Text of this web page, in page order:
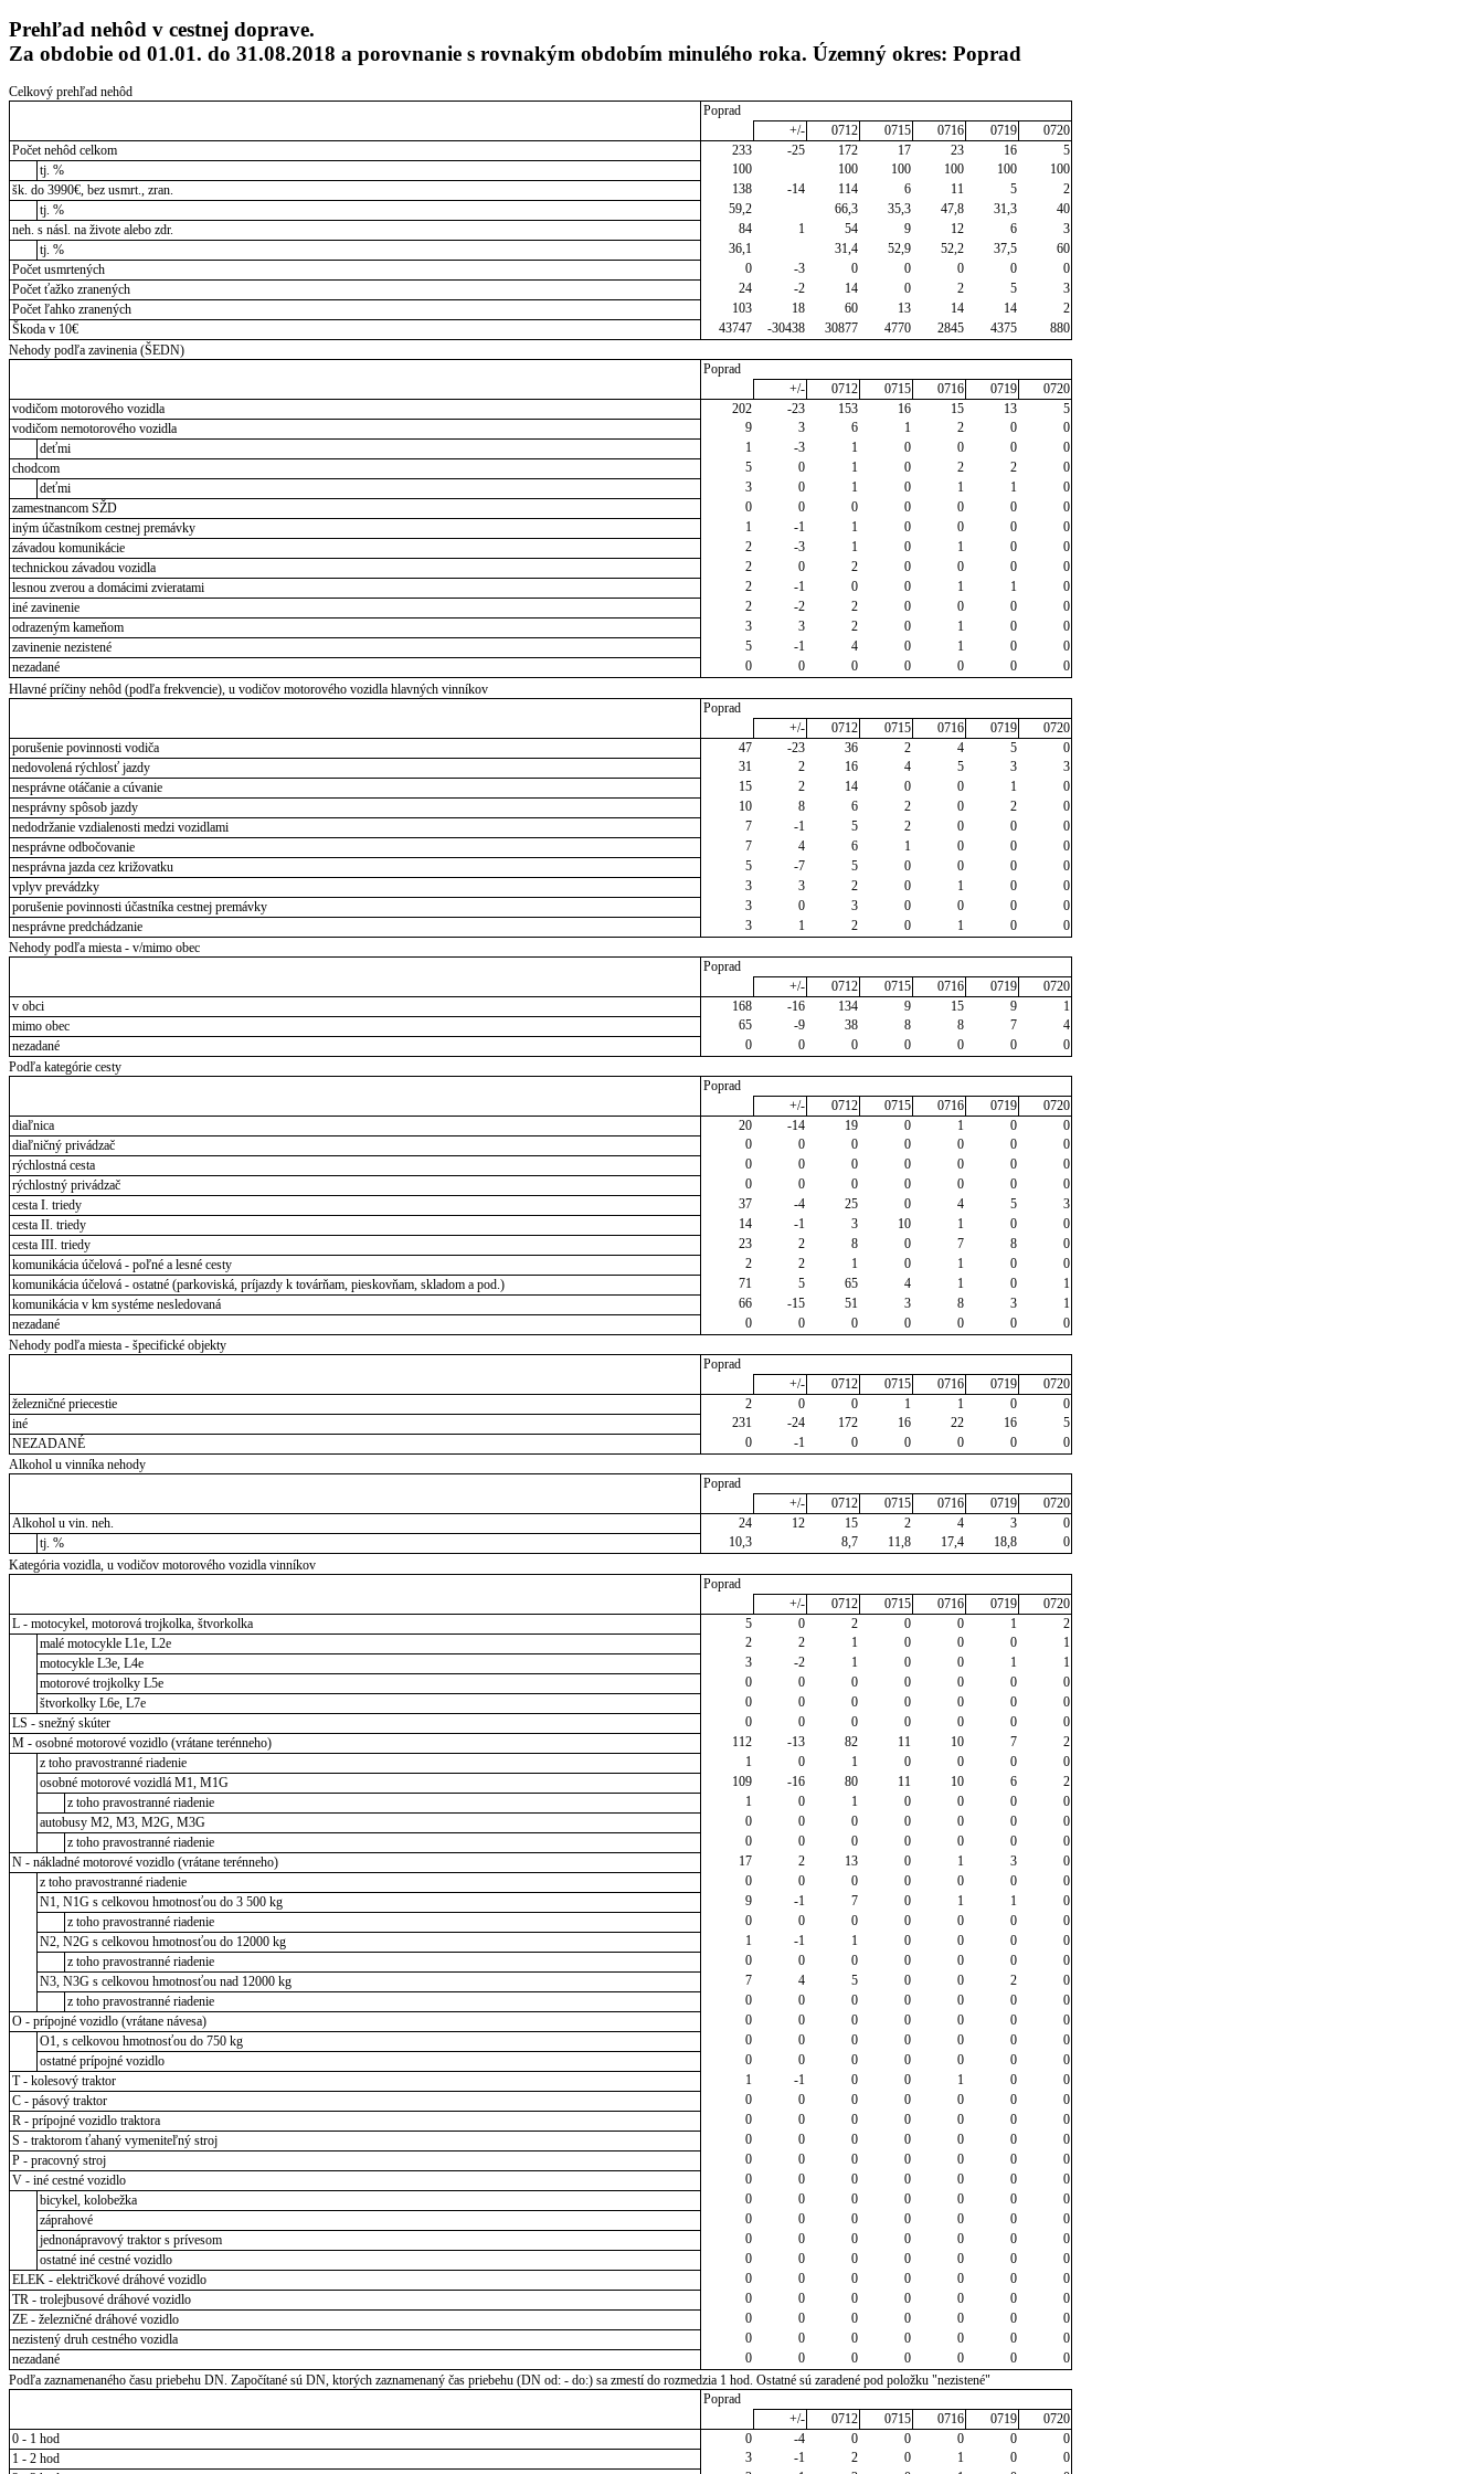
Prehľad nehôd v cestnej doprave.
Za obdobie od 01.01. do 31.08.2018 a porovnanie s rovnakým obdobím minulého roka. Územný okres: Poprad
Celkový prehľad nehôd
Poprad
+/-
0712 0715 0716 0719
0720
Počet nehôd celkom
233 -25 172 17 23 16
5
tj. %
100 100 100 100 100
100
šk. do 3990€, bez usmrt., zran.
138 -14 114 6 11 5
2
tj. %
59,2 66,3 35,3 47,8 31,3
40
neh. s násl. na živote alebo zdr.
84 1 54 9 12 6
3
tj. %
36,1 31,4 52,9 52,2 37,5
60
Počet usmrtených
0 -3 0 0 0 0
0
Počet ťažko zranených
24 -2 14 0 2 5
3
Počet ľahko zranených
103 18 60 13 14 14
2
Škoda v 10€
43747 -30438 30877 4770 2845 4375
880
Nehody podľa zavinenia (ŠEDN)
Poprad
+/-
0712 0715 0716 0719
0720
vodičom motorového vozidla
202 -23 153 16 15 13
5
vodičom nemotorového vozidla
9 3 6 1 2 0
0
deťmi
1 -3 1 0 0 0
0
chodcom
5 0 1 0 2 2
0
deťmi
3 0 1 0 1 1
0
zamestnancom SŽD
0 0 0 0 0 0
0
iným účastníkom cestnej premávky
1 -1 1 0 0 0
0
závadou komunikácie
2 -3 1 0 1 0
0
technickou závadou vozidla
2 0 2 0 0 0
0
lesnou zverou a domácimi zvieratami
2 -1 0 0 1 1
0
iné zavinenie
2 -2 2 0 0 0
0
odrazeným kameňom
3 3 2 0 1 0
0
zavinenie nezistené
5 -1 4 0 1 0
0
nezadané
0 0 0 0 0 0
0
Hlavné príčiny nehôd (podľa frekvencie), u vodičov motorového vozidla hlavných vinníkov
Poprad
+/-
0712 0715 0716 0719
0720
porušenie povinnosti vodiča
47 -23 36 2 4 5
0
nedovolená rýchlosť jazdy
31 2 16 4 5 3
3
nesprávne otáčanie a cúvanie
15 2 14 0 0 1
0
nesprávny spôsob jazdy
10 8 6 2 0 2
0
nedodržanie vzdialenosti medzi vozidlami
7 -1 5 2 0 0
0
nesprávne odbočovanie
7 4 6 1 0 0
0
nesprávna jazda cez križovatku
5 -7 5 0 0 0
0
vplyv prevádzky
3 3 2 0 1 0
0
porušenie povinnosti účastníka cestnej premávky
3 0 3 0 0 0
0
nesprávne predchádzanie
3 1 2 0 1 0
0
Nehody podľa miesta - v/mimo obec
Poprad
+/-
0712 0715 0716 0719
0720
v obci
168 -16 134 9 15 9
1
mimo obec
65 -9 38 8 8 7
4
nezadané
0 0 0 0 0 0
0
Podľa kategórie cesty
Poprad
+/-
0712 0715 0716 0719
0720
diaľnica
20 -14 19 0 1 0
0
diaľničný privádzač
0 0 0 0 0 0
0
rýchlostná cesta
0 0 0 0 0 0
0
rýchlostný privádzač
0 0 0 0 0 0
0
cesta I. triedy
37 -4 25 0 4 5
3
cesta II. triedy
14 -1 3 10 1 0
0
cesta III. triedy
23 2 8 0 7 8
0
komunikácia účelová - poľné a lesné cesty
2 2 1 0 1 0
0
komunikácia účelová - ostatné (parkoviská, príjazdy k továrňam, pieskovňam, skladom a pod.)
71 5 65 4 1 0
1
komunikácia v km systéme nesledovaná
66 -15 51 3 8 3
1
nezadané
0 0 0 0 0 0
0
Nehody podľa miesta - špecifické objekty
Poprad
+/-
0712 0715 0716 0719
0720
železničné priecestie
2 0 0 1 1 0
0
iné
231 -24 172 16 22 16
5
NEZADANÉ
0 -1 0 0 0 0
0
Alkohol u vinníka nehody
Poprad
+/-
0712 0715 0716 0719
0720
Alkohol u vin. neh.
24 12 15 2 4 3
0
tj. %
10,3 8,7 11,8 17,4 18,8
0
Kategória vozidla, u vodičov motorového vozidla vinníkov
Poprad
+/-
0712 0715 0716 0719
0720
L - motocykel, motorová trojkolka, štvorkolka
5 0 2 0 0 1
2
malé motocykle L1e, L2e
2 2 1 0 0 0
1
motocykle L3e, L4e
3 -2 1 0 0 1
1
motorové trojkolky L5e
0 0 0 0 0 0
0
štvorkolky L6e, L7e
0 0 0 0 0 0
0
LS - snežný skúter
0 0 0 0 0 0
0
M - osobné motorové vozidlo (vrátane terénneho)
112 -13 82 11 10 7
2
z toho pravostranné riadenie
1 0 1 0 0 0
0
osobné motorové vozidlá M1, M1G
109 -16 80 11 10 6
2
z toho pravostranné riadenie
1 0 1 0 0 0
0
autobusy M2, M3, M2G, M3G
0 0 0 0 0 0
0
z toho pravostranné riadenie
0 0 0 0 0 0
0
N - nákladné motorové vozidlo (vrátane terénneho)
17 2 13 0 1 3
0
z toho pravostranné riadenie
0 0 0 0 0 0
0
N1, N1G s celkovou hmotnosťou do 3 500 kg
9 -1 7 0 1 1
0
z toho pravostranné riadenie
0 0 0 0 0 0
0
N2, N2G s celkovou hmotnosťou do 12000 kg
1 -1 1 0 0 0
0
z toho pravostranné riadenie
0 0 0 0 0 0
0
N3, N3G s celkovou hmotnosťou nad 12000 kg
7 4 5 0 0 2
0
z toho pravostranné riadenie
0 0 0 0 0 0
0
O - prípojné vozidlo (vrátane návesa)
0 0 0 0 0 0
0
O1, s celkovou hmotnosťou do 750 kg
0 0 0 0 0 0
0
ostatné prípojné vozidlo
0 0 0 0 0 0
0
T - kolesový traktor
1 -1 0 0 1 0
0
C - pásový traktor
0 0 0 0 0 0
0
R - prípojné vozidlo traktora
0 0 0 0 0 0
0
S - traktorom ťahaný vymeniteľný stroj
0 0 0 0 0 0
0
P - pracovný stroj
0 0 0 0 0 0
0
V - iné cestné vozidlo
0 0 0 0 0 0
0
bicykel, kolobežka
0 0 0 0 0 0
0
záprahové
0 0 0 0 0 0
0
jednonápravový traktor s prívesom
0 0 0 0 0 0
0
ostatné iné cestné vozidlo
0 0 0 0 0 0
0
ELEK - električkové dráhové vozidlo
0 0 0 0 0 0
0
TR - trolejbusové dráhové vozidlo
0 0 0 0 0 0
0
ZE - železničné dráhové vozidlo
0 0 0 0 0 0
0
nezistený druh cestného vozidla
0 0 0 0 0 0
0
nezadané
0 0 0 0 0 0
0
Podľa zaznamenaného času priebehu DN. Započítané sú DN, ktorých zaznamenaný čas priebehu (DN od: - do:) sa zmestí do rozmedzia 1 hod. Ostatné sú zaradené pod položku "nezistené"
Poprad
+/-
0712 0715 0716 0719
0720
0 - 1 hod
0 -4 0 0 0 0
0
1 - 2 hod
3 -1 2 0 1 0
0